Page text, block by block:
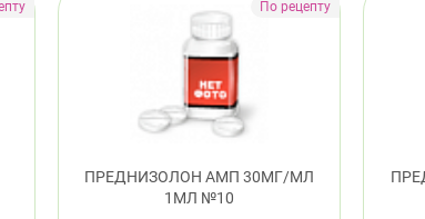
ПРЕДНИЗОЛОН АМП 30МГ/МЛ
1МЛ №10